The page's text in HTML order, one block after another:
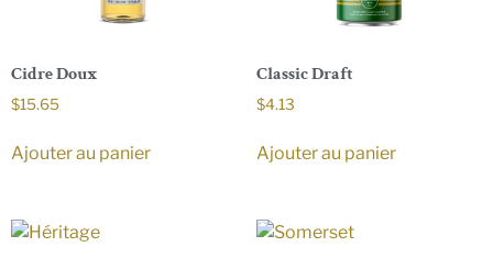
Cidre Doux
$15.65
Ajouter au panier
Classic Draft
$4.13
Ajouter au panier